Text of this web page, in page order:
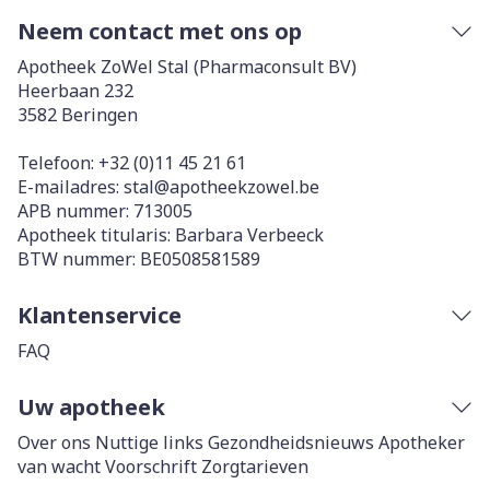
Neem contact met ons op
Apotheek ZoWel Stal (Pharmaconsult BV)
Heerbaan 232
3582 Beringen
Telefoon: +32 (0)11 45 21 61
E-mailadres: stal@apotheekzowel.be
APB nummer: 713005
Apotheek titularis: Barbara Verbeeck
BTW nummer: BE0508581589
Klantenservice
FAQ
Uw apotheek
Over ons Nuttige links Gezondheidsnieuws Apotheker
van wachtVoorschrift Zorgtarieven